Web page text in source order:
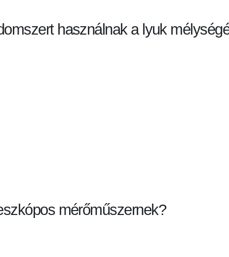
használnak a lyuk
mérőműszernek?